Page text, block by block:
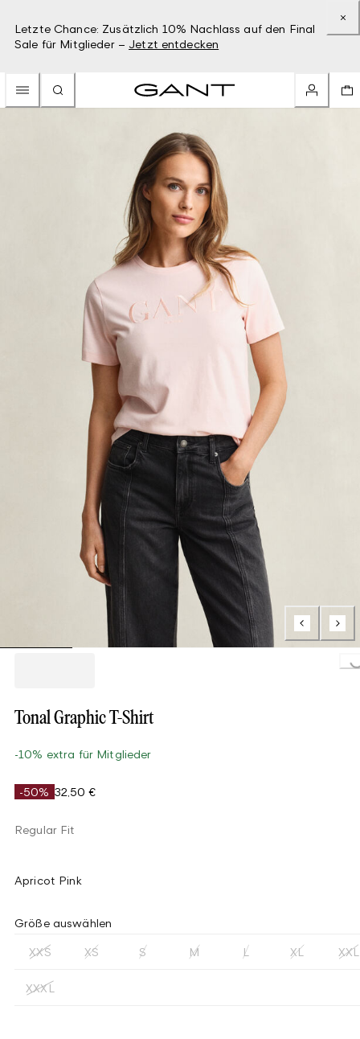
Letzte Chance: Zusätzlich 10% Nachlass auf den Final
Sale für Mitglieder – Jetzt entdecken
Loading...
Tonal Graphic T-Shirt
-10% extra für Mitglieder
-50% 32,50 €
Regular Fit
Apricot Pink
Größe auswählen
XXS XS S M L XL XXL
XXXL